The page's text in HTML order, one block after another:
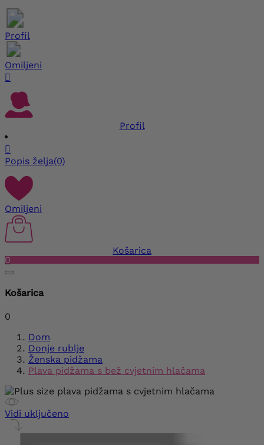
Profil
Omiljeni

Profil

Popis želja(0)
Omiljeni
Košarica
0
Košarica
0
Dom
Donje rublje
Ženska pidžama
Plava pidžama s bež cvjetnim hlačama
Vidi uključeno